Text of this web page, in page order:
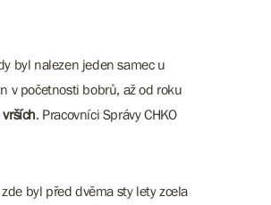
byl nalezen jeden samec u
v početnosti bobrů, až od roku
. Pracovníci Správy CHKO
byl před dvěma sty lety zcela